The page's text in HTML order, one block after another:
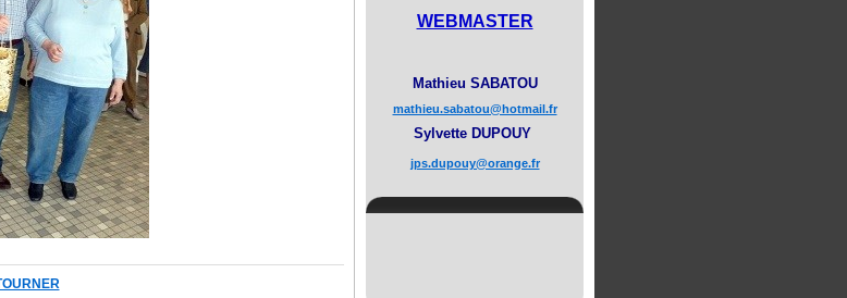
WEBMASTER
Mathieu SABATOU
mathieu.sabatou@hotmail.fr
Sylvette DUPOUY
jps.dupouy@orange.fr